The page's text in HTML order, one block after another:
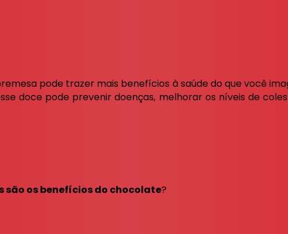
pode trazer mais benefícios à saúde do que você
doce pode prevenir doenças, melhorar os níveis de
são os benefícios do chocolate?